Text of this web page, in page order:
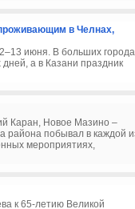
в Челнах,
июня. В больших
а в Казани праздник
Каран, Новое Мазино –
района побывал в каждой
мероприятиях,
к 65-летию Великой